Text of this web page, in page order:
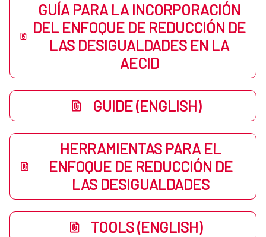
GUÍA PARA LA INCORPORACIÓN
DEL ENFOQUE DE REDUCCIÓN DE
LAS DESIGUALDADES EN LA
AECID
GUIDE (ENGLISH)
HERRAMIENTAS PARA EL
ENFOQUE DE REDUCCIÓN DE
LAS DESIGUALDADES
TOOLS (ENGLISH)